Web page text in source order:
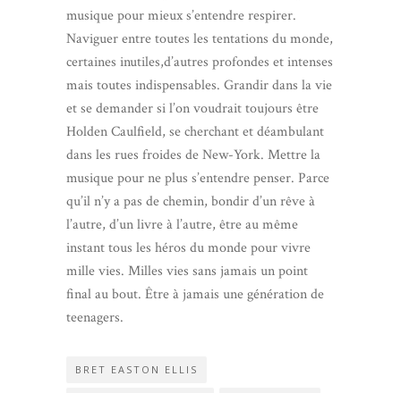
musique pour mieux s’entendre respirer.
Naviguer entre toutes les tentations du monde,
certaines inutiles,d’autres profondes et intenses
mais toutes indispensables. Grandir dans la vie
et se demander si l’on voudrait toujours être
Holden Caulfield, se cherchant et déambulant
dans les rues froides de New-York. Mettre la
musique pour ne plus s’entendre penser. Parce
qu’il n’y a pas de chemin, bondir d’un rêve à
l’autre, d’un livre à l’autre, être au même
instant tous les héros du monde pour vivre
mille vies. Milles vies sans jamais un point
final au bout. Être à jamais une génération de
teenagers.
BRET EASTON ELLIS